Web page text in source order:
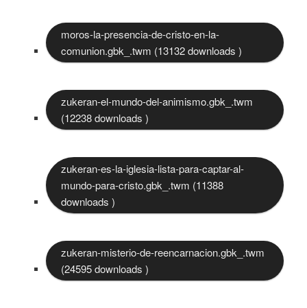
moros-la-presencia-de-cristo-en-la-
comunion.gbk_.twm (13132 downloads )
zukeran-el-mundo-del-animismo.gbk_.twm
(12238 downloads )
zukeran-es-la-iglesia-lista-para-captar-al-
mundo-para-cristo.gbk_.twm (11388
downloads )
zukeran-misterio-de-reencarnacion.gbk_.twm
(24595 downloads )